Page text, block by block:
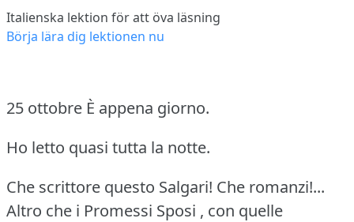
Italienska lektion för att öva läsning
Börja lära dig lektionen nu
25 ottobre È appena giorno.
Ho letto quasi tutta la notte.
Che scrittore questo Salgari! Che romanzi!...
Altro che i Promessi Sposi , con quelle